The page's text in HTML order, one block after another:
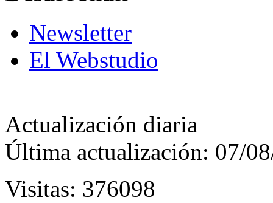
Newsletter
El Webstudio
Actualización diaria
Última actualización: 07/
Visitas: 376098